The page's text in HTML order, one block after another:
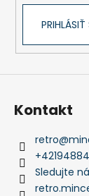
PRIHLÁSIŤ
Kontakt
retro@
Sledujte